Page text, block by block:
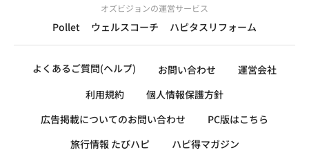
オズビジョンの運営サービス
Pollet ウェルスコーチ ハピタスリフォーム
よくあるご質問(ヘルプ) お問い合わせ
運営会社
利用規約
個人情報保護方針
広告掲載についてのお問い合わせ
PC版はこちら
旅行情報 たびハピ
ハピ得マガジン